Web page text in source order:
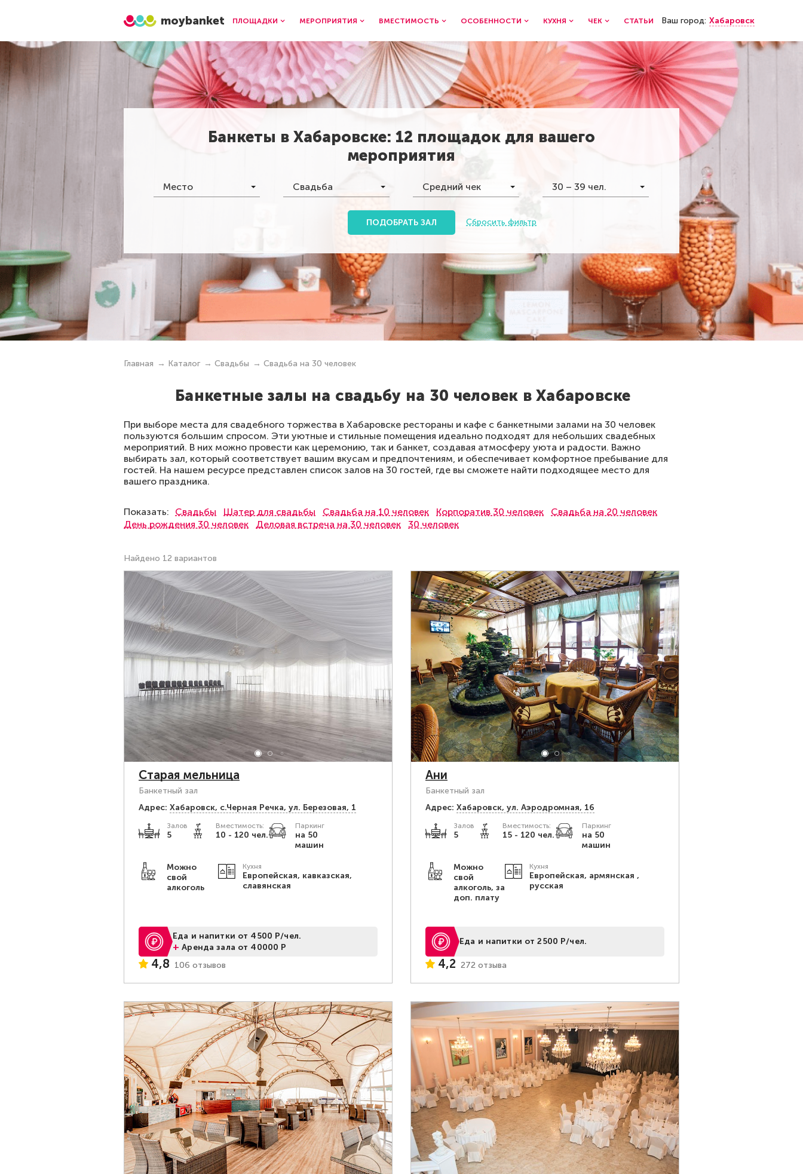
moybanket ПЛОЩАДКИ МЕРОПРИЯТИЯ ВМЕСТИМОСТЬ ОСОБЕННОСТИ КУХНЯ ЧЕК СТАТЬИ Ваш город: Хабаровск
Банкеты в Хабаровске: 12 площадок для вашего
мероприятия
Место Свадьба Средний чек 30 – 39 чел.
ПОДОБРАТЬ ЗАЛ Сбросить фильтр
Главная Каталог Свадьбы Свадьба на 30 человек
Банкетные залы на свадьбу на 30 человек в Хабаровске
При выборе места для свадебного торжества в Хабаровске рестораны и кафе с банкетными залами на 30 человек
пользуются большим спросом. Эти уютные и стильные помещения идеально подходят для небольших свадебных
мероприятий. В них можно провести как церемонию, так и банкет, создавая атмосферу уюта и радости. Важно
выбирать зал, который соответствует вашим вкусам и предпочтениям, и обеспечивает комфортное пребывание для
гостей. На нашем ресурсе представлен список залов на 30 гостей, где вы сможете найти подходящее место для
вашего праздника.
Показать: Свадьбы Шатер для свадьбы Свадьба на 10 человек Корпоратив 30 человек
Свадьба на 20 человек
День рождения 30 человек
Деловая встреча на 30 человек 30 человек
Найдено 12 вариантов
Старая мельница
Банкетный зал
Адрес: Хабаровск, с.Черная Речка, ул. Березовая, 1
Залов
5
Вместимость:
10 - 120 чел.
Паркинг
на 50
машин
Можно
свой
алкоголь
Кухня
Европейская, кавказская,
славянская
Еда и напитки от 4500 Р/чел.
+Аренда зала от 40000 Р
4,8 106 отзывов
Ани
Банкетный зал
Адрес: Хабаровск, ул. Аэродромная, 16
Залов
5
Вместимость:
15 - 120 чел.
Паркинг
на 50
машин
Можно
свой
алкоголь, за
доп. плату
Кухня
Европейская, армянская ,
русская
Еда и напитки от 2500 Р/чел.
4,2 272 отзыва